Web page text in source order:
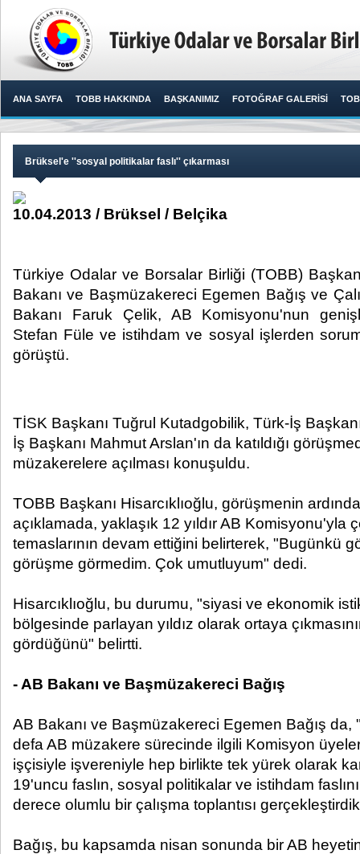
ANA SAYFA TOBB HAKKINDA BAŞKANIMIZ FOTOĞRAF GALERİSİ
​Brüksel'e ''sosyal politikalar faslı'' çıkarması
10.04.2013 / Brüksel / Belçika
Türkiye Odalar ve Borsalar Birliği (TOBB)
Bakanı ve Başmüzakereci Egemen Bağış ve
Bakanı Faruk Çelik, AB Komisyonu'nun
Stefan Füle ve istihdam ve sosyal işlerden
görüştü. ​
TİSK Başkanı Tuğrul Kutadgobilik, Türk-İş
İş Başkanı Mahmut Arslan'ın da katıldığı
müzakerelere açılması konuşuldu.
TOBB Başkanı Hisarcıklıoğlu, görüşmenin
açıklamada, yaklaşık 12 yıldır AB Komisyonu'yla
temaslarının devam ettiğini belirterek, "Bugünkü
görüşme görmedim. Çok umutluyum" dedi.
Hisarcıklıoğlu, bu durumu, "siyasi ve ekonomik
bölgesinde parlayan yıldız olarak ortaya
gördüğünü" belirtti.
- AB Bakanı ve Başmüzakereci Bağış
AB Bakanı ve Başmüzakereci Egemen Bağış
defa AB müzakere sürecinde ilgili Komisyon
işçisiyle işvereniyle hep birlikte tek yürek olarak
19'uncu faslın, sosyal politikalar ve istihdam
derece olumlu bir çalışma toplantısı
Bağış, bu kapsamda nisan sonunda bir AB